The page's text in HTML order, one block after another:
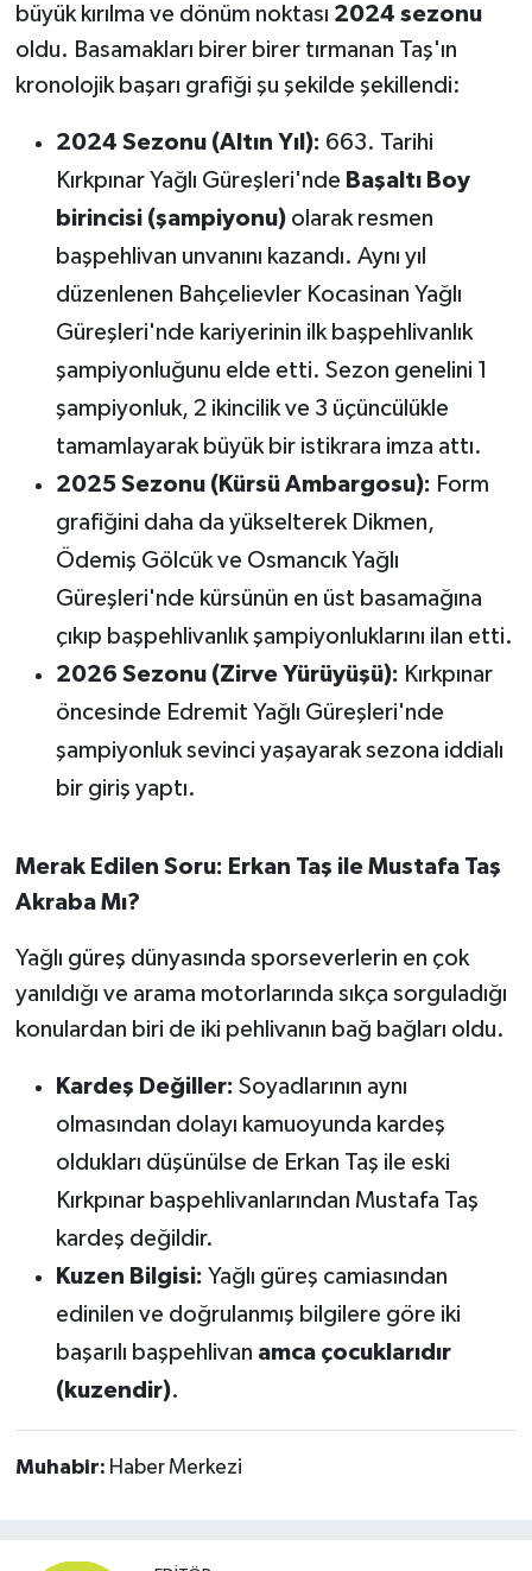
büyük kırılma ve dönüm noktası 2024 sezonu
oldu. Basamakları birer birer tırmanan Taş'ın
kronolojik başarı grafiği şu şekilde şekillendi:
2024 Sezonu (Altın Yıl): 663. Tarihi
Kırkpınar Yağlı Güreşleri'nde Başaltı Boy
birincisi (şampiyonu)olarak resmen
başpehlivan unvanını kazandı. Aynı yıl
düzenlenen Bahçelievler Kocasinan Yağlı
Güreşleri'nde kariyerinin ilk başpehlivanlık
şampiyonluğunu elde etti. Sezon genelini 1
şampiyonluk, 2 ikincilik ve 3 üçüncülükle
tamamlayarak büyük bir istikrara imza attı.
2025 Sezonu (Kürsü Ambargosu): Form
grafiğini daha da yükselterek Dikmen,
Ödemiş Gölcük ve Osmancık Yağlı
Güreşleri'nde kürsünün en üst basamağına
çıkıp başpehlivanlık şampiyonluklarını ilan etti.
2026 Sezonu (Zirve Yürüyüşü): Kırkpınar
öncesinde Edremit Yağlı Güreşleri'nde
şampiyonluk sevinci yaşayarak sezona iddialı
bir giriş yaptı.
Merak Edilen Soru: Erkan Taş ile Mustafa Taş
Akraba Mı?
Yağlı güreş dünyasında sporseverlerin en çok
yanıldığı ve arama motorlarında sıkça sorguladığı
konulardan biri de iki pehlivanın bağ bağları oldu.
Kardeş Değiller: Soyadlarının aynı
olmasından dolayı kamuoyunda kardeş
oldukları düşünülse de Erkan Taş ile eski
Kırkpınar başpehlivanlarından Mustafa Taş
kardeş değildir.
Kuzen Bilgisi: Yağlı güreş camiasından
edinilen ve doğrulanmış bilgilere göre iki
başarılı başpehlivan amca çocuklarıdır
(kuzendir).
Muhabir: Haber Merkezi